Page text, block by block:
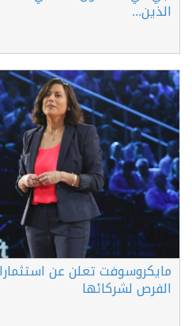
الذين...
مايكروسوفت تعلن عن
الفرص لشركائها